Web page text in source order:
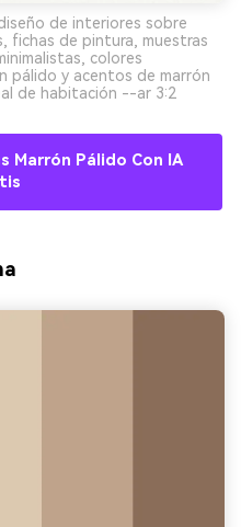
de interiores sobre
fichas de pintura, muestras
colores
pálido y acentos de marrón
de habitación --ar 3:2
Marrón Pálido Con IA